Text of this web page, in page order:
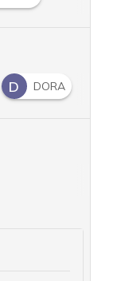
fornitori